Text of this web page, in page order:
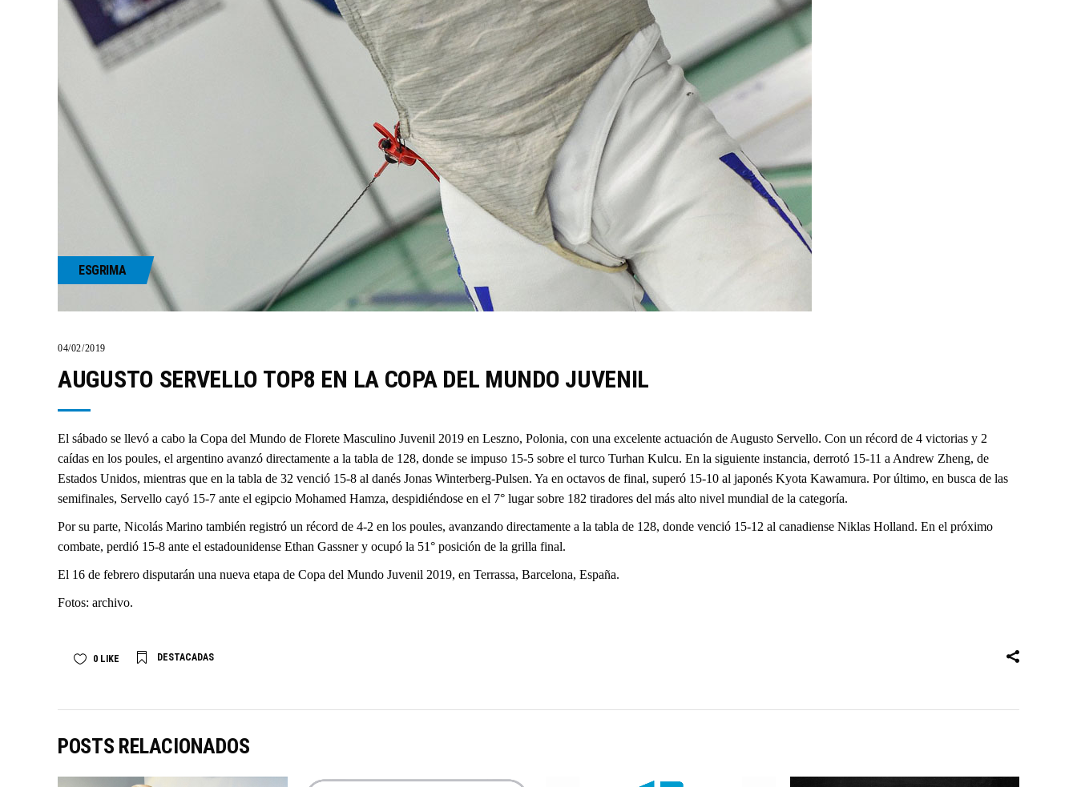
ESGRIMA
04/02/2019
AUGUSTO SERVELLO TOP8 EN LA COPA DEL MUNDO JUVENIL
El sábado se llevó a cabo la Copa del Mundo de Florete Masculino Juvenil 2019 en Leszno, Polonia, con una excelente actuación de Augusto Servello. Con un récord de 4 victorias y 2
caídas en los poules, el argentino avanzó directamente a la tabla de 128, donde se impuso 15-5 sobre el turco Turhan Kulcu. En la siguiente instancia, derrotó 15-11 a Andrew Zheng, de
Estados Unidos, mientras que en la tabla de 32 venció 15-8 al danés Jonas Winterberg-Pulsen. Ya en octavos de final, superó 15-10 al japonés Kyota Kawamura. Por último, en busca de las
semifinales, Servello cayó 15-7 ante el egipcio Mohamed Hamza, despidiéndose en el 7° lugar sobre 182 tiradores del más alto nivel mundial de la categoría.
Por su parte, Nicolás Marino también registró un récord de 4-2 en los poules, avanzando directamente a la tabla de 128, donde venció 15-12 al canadiense Niklas Holland. En el próximo
combate, perdió 15-8 ante el estadounidense Ethan Gassner y ocupó la 51° posición de la grilla final.
El 16 de febrero disputarán una nueva etapa de Copa del Mundo Juvenil 2019, en Terrassa, Barcelona, España.
Fotos: archivo.
0 LIKE DESTACADAS
POSTS RELACIONADOS